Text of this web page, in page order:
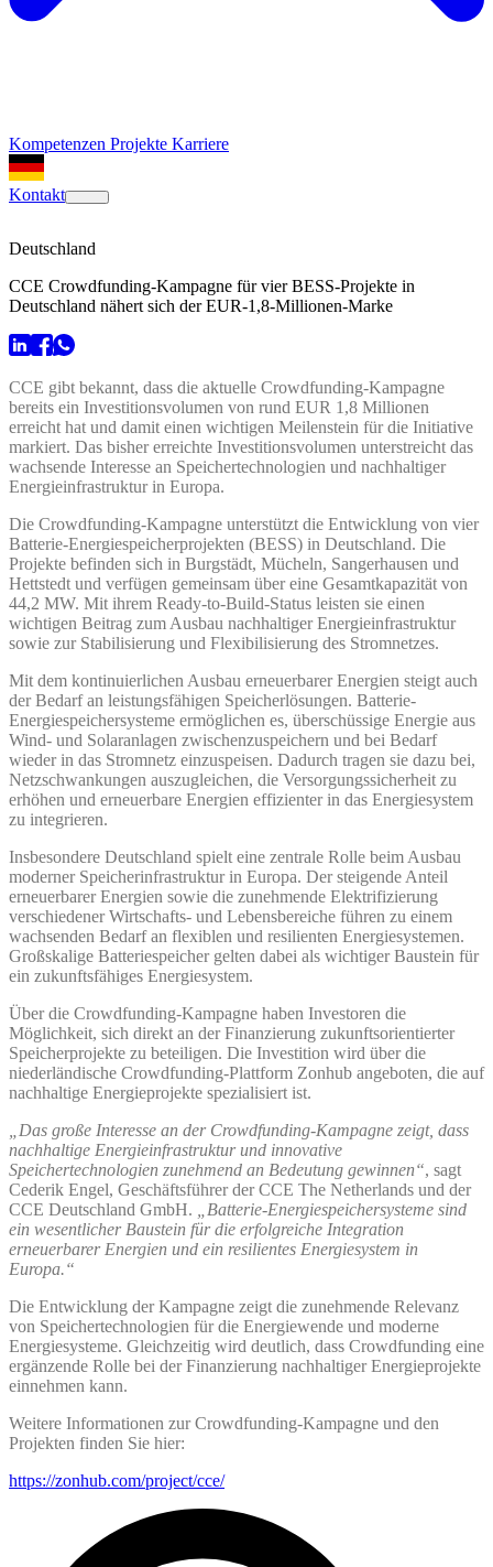
Kompetenzen Projekte Karriere
Kontakt
Deutschland
CCE Crowdfunding-Kampagne für vier BESS-Projekte in
Deutschland nähert sich der EUR-1,8-Millionen-Marke
CCE gibt bekannt, dass die aktuelle Crowdfunding-Kampagne
bereits ein Investitionsvolumen von rund EUR 1,8 Millionen
erreicht hat und damit einen wichtigen Meilenstein für die Initiative
markiert. Das bisher erreichte Investitionsvolumen unterstreicht das
wachsende Interesse an Speichertechnologien und nachhaltiger
Energieinfrastruktur in Europa.
Die Crowdfunding-Kampagne unterstützt die Entwicklung von vier
Batterie-Energiespeicherprojekten (BESS) in Deutschland. Die
Projekte befinden sich in Burgstädt, Mücheln, Sangerhausen und
Hettstedt und verfügen gemeinsam über eine Gesamtkapazität von
44,2 MW. Mit ihrem Ready-to-Build-Status leisten sie einen
wichtigen Beitrag zum Ausbau nachhaltiger Energieinfrastruktur
sowie zur Stabilisierung und Flexibilisierung des Stromnetzes.
Mit dem kontinuierlichen Ausbau erneuerbarer Energien steigt auch
der Bedarf an leistungsfähigen Speicherlösungen. Batterie-
Energiespeichersysteme ermöglichen es, überschüssige Energie aus
Wind- und Solaranlagen zwischenzuspeichern und bei Bedarf
wieder in das Stromnetz einzuspeisen. Dadurch tragen sie dazu bei,
Netzschwankungen auszugleichen, die Versorgungssicherheit zu
erhöhen und erneuerbare Energien effizienter in das Energiesystem
zu integrieren.
Insbesondere Deutschland spielt eine zentrale Rolle beim Ausbau
moderner Speicherinfrastruktur in Europa. Der steigende Anteil
erneuerbarer Energien sowie die zunehmende Elektrifizierung
verschiedener Wirtschafts- und Lebensbereiche führen zu einem
wachsenden Bedarf an flexiblen und resilienten Energiesystemen.
Großskalige Batteriespeicher gelten dabei als wichtiger Baustein für
ein zukunftsfähiges Energiesystem.
Über die Crowdfunding-Kampagne haben Investoren die
Möglichkeit, sich direkt an der Finanzierung zukunftsorientierter
Speicherprojekte zu beteiligen. Die Investition wird über die
niederländische Crowdfunding-Plattform Zonhub angeboten, die auf
nachhaltige Energieprojekte spezialisiert ist.
„Das große Interesse an der Crowdfunding-Kampagne zeigt, dass
nachhaltige Energieinfrastruktur und innovative
Speichertechnologien zunehmend an Bedeutung gewinnen“, sagt
Cederik Engel, Geschäftsführer der CCE The Netherlands und der
CCE Deutschland GmbH.
„Batterie-Energiespeichersysteme sind
ein wesentlicher Baustein für die erfolgreiche Integration
erneuerbarer Energien und ein resilientes Energiesystem in
Europa.“
Die Entwicklung der Kampagne zeigt die zunehmende Relevanz
von Speichertechnologien für die Energiewende und moderne
Energiesysteme. Gleichzeitig wird deutlich, dass Crowdfunding eine
ergänzende Rolle bei der Finanzierung nachhaltiger Energieprojekte
einnehmen kann.
Weitere Informationen zur Crowdfunding-Kampagne und den
Projekten finden Sie hier:
https://zonhub.com/project/cce/